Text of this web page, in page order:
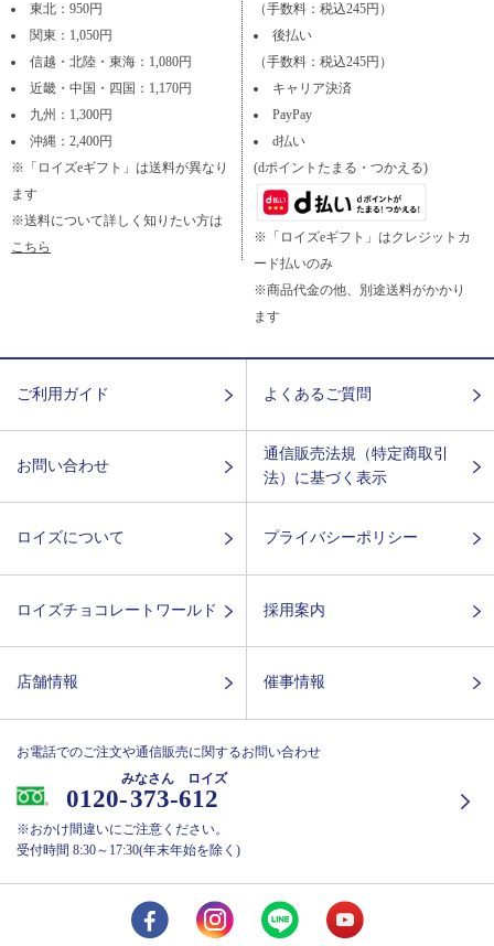
東北：950円
関東：1,050円
信越・北陸・東海：1,080円
近畿・中国・四国：1,170円
九州：1,300円
沖縄：2,400円
※「ロイズeギフト」は送料が異なり
ます
※送料について詳しく知りたい方は
こちら
（手数料：税込245円）
後払い
（手数料：税込245円）
キャリア決済
PayPay
d払い
(dポイントたまる・つかえる)
※「ロイズeギフト」はクレジットカ
ード払いのみ
※商品代金の他、別途送料がかかり
ます
ご利用ガイド よくあるご質問
お問い合わせ
通信販売法規（特定商取引
法）に基づく表示
ロイズについて プライバシーポリシー
ロイズチョコレートワールド 採用案内
店舗情報 催事情報
お電話でのご注文や通信販売に関するお問い合わせ
0120-373-612
みなさん ロイズ
※おかけ間違いにご注意ください。
受付時間 8:30～17:30(年末年始を除く)